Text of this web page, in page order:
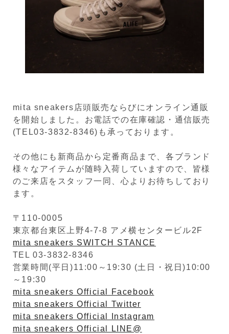
mita sneakers店頭販売ならびにオンライン通販
を開始しました。お電話での在庫確認・通信販売
(TEL03-3832-8346)も承っております。
その他にも新商品から定番商品まで、各ブランド
様々なアイテムが随時入荷していますので、皆様
のご来店をスタッフ一同、心よりお待ちしており
ます。
〒110-0005
東京都台東区上野4-7-8 アメ横センタービル2F
mita sneakers SWITCH STANCE
TEL 03-3832-8346
営業時間(平日)11:00～19:30 (土日・祝日)10:00
～19:30
mita sneakers Official Facebook
mita sneakers Official Twitter
mita sneakers Official Instagram
mita sneakers Official LINE@